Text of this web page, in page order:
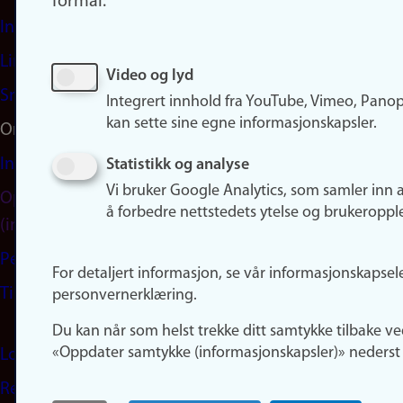
Instagram
LinkedIn
Snapchat
Om nettstedet
Informasjonskapsler
Oppdater samtykke
(informasjonskapsler)
Personvern
Tilgjengelighetserklæring
Logg inn
Rediger din ansattside
Video og lyd
Integrert innhold fra YouTube, Vimeo,
kan sette sine egne informasjonskapsler.
Statistikk og analyse
Vi bruker Google Analytics, som samler inn
å forbedre nettstedets ytelse og
For detaljert informasjon, se vår
personvernerklæring.
Du kan når som helst trekke ditt samtykke tilbake
«Oppdater samtykke (informasjonskapsler)» nederst